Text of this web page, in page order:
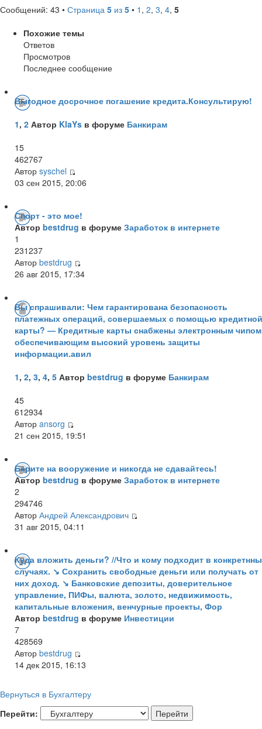
Сообщений: 43 • Страница 5 из 5 • 1 , 2, 3, 4, 5
Похожие темы
Ответов
Просмотров
Последнее сообщение
Выгодное досрочное погашение кредита.Консультирую!
1, 2 Автор KlaYs в форуме Банкирам
15
462767
Автор syschel
03 сен 2015, 20:06
Спорт - это мое!
Автор bestdrug в форуме Заработок в интернете
1
231237
Автор bestdrug
26 авг 2015, 17:34
Вы спрашивали: Чем гарантирована безопасность
платежных операций, совершаемых с помощью кредитной
карты? — Кредитные карты снабжены электронным
обеспечивающим высокий уровень защиты
информации.авил
1, 2, 3, 4, 5 Автор bestdrug в форуме Банкирам
45
612934
Автор ansorg
21 сен 2015, 19:51
Берите на вооружение и никогда не сдавайтесь!
Автор bestdrug в форуме Заработок в интернете
2
294746
Автор Андрей Александрович
31 авг 2015, 04:11
Куда вложить деньги? //Что и кому подходит в
случаях. ↘ Сохранить свободные деньги или получать от
них доход. ↘ Банковские депозиты, доверительное
управление, ПИФы, валюта, золото, недвижимость,
капитальные вложения, венчурные проекты, Фор
Автор bestdrug в форуме Инвестиции
7
428569
Автор bestdrug
14 дек 2015, 16:13
Вернуться в Бухгалтеру
Перейти: